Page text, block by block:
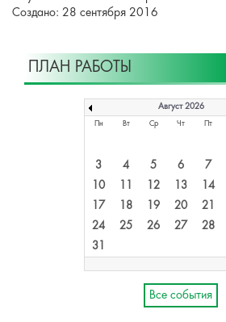
Создано: 28 сентября 2016
ПЛАН РАБОТЫ
Август 2026
Пн Вт Ср Чт Пт
3
4 5 6 7
10
11 12 13 14
17
18 19 20 21
24
25 26 27 28
31
Все события